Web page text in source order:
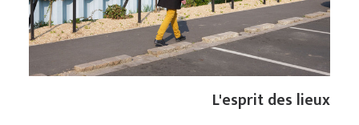
L'esprit des lieux